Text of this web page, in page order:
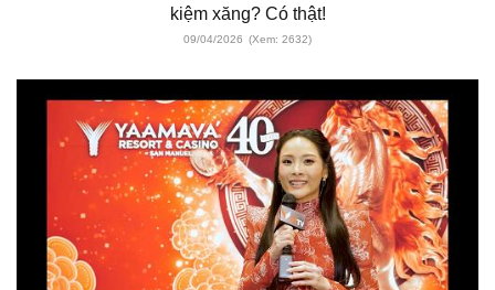
kiệm xăng? Có thật!
09/04/2026 (Xem: 2632)